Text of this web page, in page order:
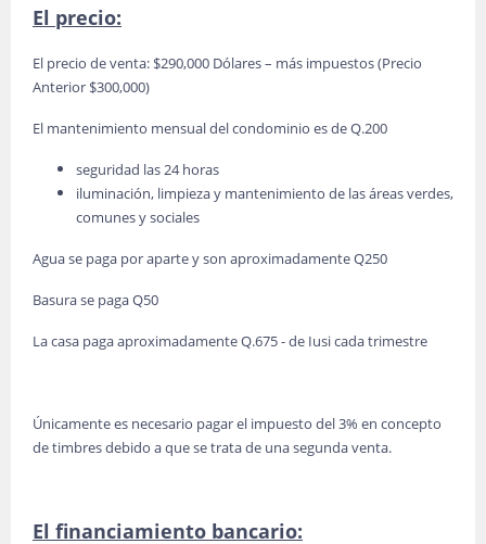
El precio:
El precio de venta: $290,000 Dólares – más impuestos (Precio
Anterior $300,000)
El mantenimiento mensual del condominio es de Q.200
seguridad las 24 horas
iluminación, limpieza y mantenimiento de las áreas verdes,
comunes y sociales
Agua se paga por aparte y son aproximadamente Q250
Basura se paga Q50
La casa paga aproximadamente Q.675 - de Iusi cada trimestre
Únicamente es necesario pagar el impuesto del 3% en concepto
de timbres debido a que se trata de una segunda venta.
El financiamiento bancario: